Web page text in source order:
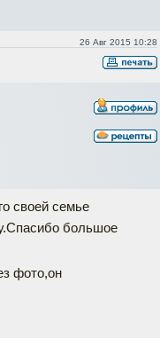
26 Авг 2015 10:28
своей семье
большое
фото,он